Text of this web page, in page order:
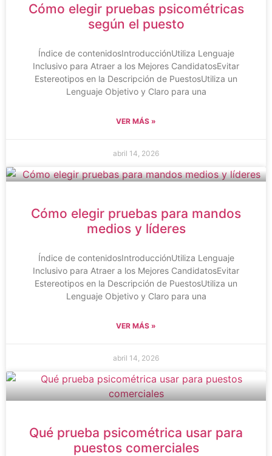
Cómo elegir pruebas psicométricas
según el puesto
Índice de contenidosIntroducciónUtiliza Lenguaje
Inclusivo para Atraer a los Mejores CandidatosEvitar
Estereotipos en la Descripción de PuestosUtiliza un
Lenguaje Objetivo y Claro para una
VER MÁS »
abril 14, 2026
Cómo elegir pruebas para mandos
medios y líderes
Índice de contenidosIntroducciónUtiliza Lenguaje
Inclusivo para Atraer a los Mejores CandidatosEvitar
Estereotipos en la Descripción de PuestosUtiliza un
Lenguaje Objetivo y Claro para una
VER MÁS »
abril 14, 2026
Qué prueba psicométrica usar para
puestos comerciales